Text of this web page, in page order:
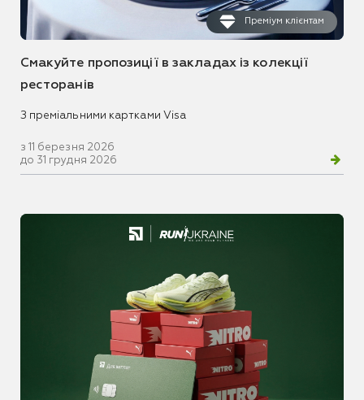
Преміум клієнтам
Смакуйте пропозиції в закладах із колекції
ресторанів
З преміальними картками Visa
з 11 березня 2026
до 31 грудня 2026